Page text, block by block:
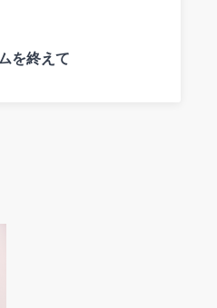
を終えて